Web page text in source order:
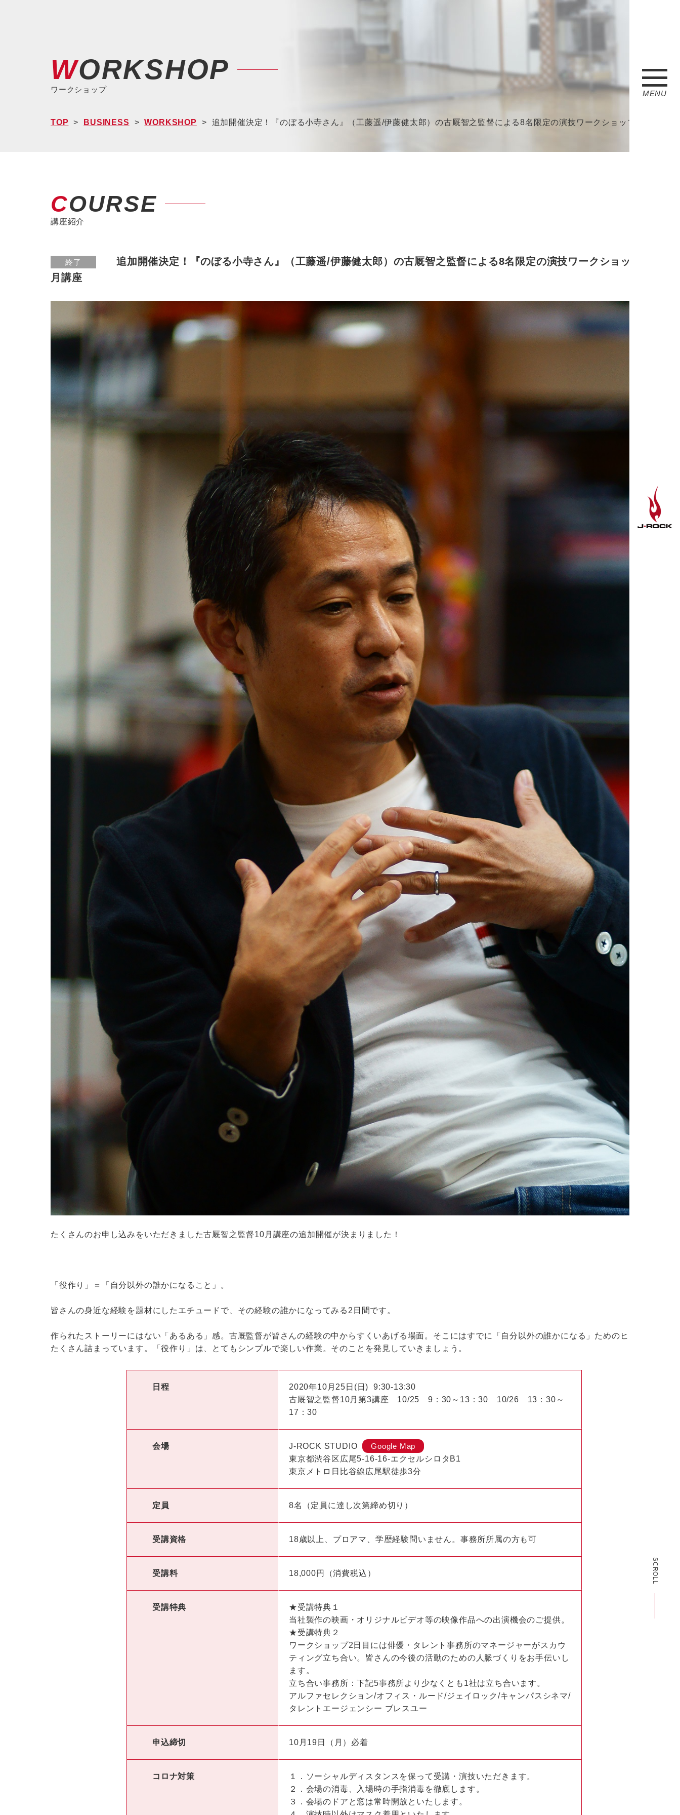
MENU
SCROLL
WORKSHOP
ワークショップ
TOP BUSINESS WORKSHOP 追加開催決定！『のぼる小寺さん』（工藤遥/伊藤健太郎）の古厩智之監督による8名限定の演技ワークショップ10月講座
COURSE
講座紹介
終了
追加開催決定！『のぼる小寺さん』（工藤遥/伊藤健太郎）の古厩智之監督による8名限定の演技ワークショップ10
月講座
たくさんのお申し込みをいただきました古厩智之監督10月講座の追加開催が決まりました！
「役作り」＝「自分以外の誰かになること」。
皆さんの身近な経験を題材にしたエチュードで、その経験の誰かになってみる2日間です。
作られたストーリーにはない「あるある」感。古厩監督が皆さんの経験の中からすくいあげる場面。そこにはすでに「自分以外の誰かになる」ためのヒントが
たくさん詰まっています。「役作り」は、とてもシンプルで楽しい作業。そのことを発見していきましょう。
日程 2020年10月25日(日)
9:30-13:30
古厩智之監督10月第3講座 10/25 9：30～13：30 10/26 13：30～
17：30
会場 J-ROCK STUDIO
Google Map
東京都渋谷区広尾5-16-16-エクセルシロタB1
東京メトロ日比谷線広尾駅徒歩3分
定員 8名（定員に達し次第締め切り）
受講資格 18歳以上、プロアマ、学歴経験問いません。事務所所属の方も可
受講料 18,000円（消費税込）
受講特典
★受講特典１
当社製作の映画・オリジナルビデオ等の映像作品への出演機会のご提供。
★受講特典２
ワークショップ2日目には俳優・タレント事務所のマネージャーがスカウ
ティング立ち合い。皆さんの今後の活動のための人脈づくりをお手伝いし
ます。
立ち合い事務所：下記5事務所より少なくとも1社は立ち合います。
アルファセレクション/オフィス・ルード/ジェイロック/キャンパスシネマ/
タレントエージェンシー ブレスユー
申込締切 10月19日（月）必着
コロナ対策
１．ソーシャルディスタンスを保って受講・演技いただきます。
２．会場の消毒、入場時の手指消毒を徹底します。
３．会場のドアと窓は常時開放といたします。